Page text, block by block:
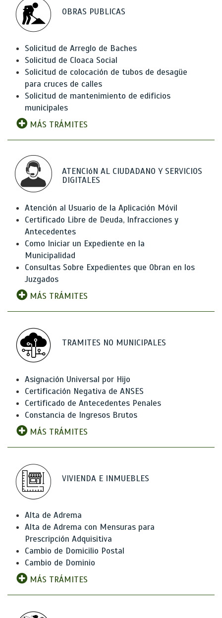
OBRAS PUBLICAS
Solicitud de Arreglo de Baches
Solicitud de Cloaca Social
Solicitud de colocación de tubos de desagüe
para cruces de calles
Solicitud de mantenimiento de edificios
municipales
MÁS TRÁMITES
ATENCIóN AL CIUDADANO Y SERVICIOS
DIGITALES
Atención al Usuario de la Aplicación Móvil
Certificado Libre de Deuda, Infracciones y
Antecedentes
Como Iniciar un Expediente en la
Municipalidad
Consultas Sobre Expedientes que Obran en los
Juzgados
MÁS TRÁMITES
TRAMITES NO MUNICIPALES
Asignación Universal por Hijo
Certificación Negativa de ANSES
Certificado de Antecedentes Penales
Constancia de Ingresos Brutos
MÁS TRÁMITES
VIVIENDA E INMUEBLES
Alta de Adrema
Alta de Adrema con Mensuras para
Prescripción Adquisitiva
Cambio de Domicilio Postal
Cambio de Dominio
MÁS TRÁMITES